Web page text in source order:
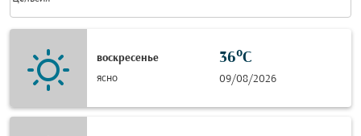
воскресенье
ясно
36°C
09/08/2026